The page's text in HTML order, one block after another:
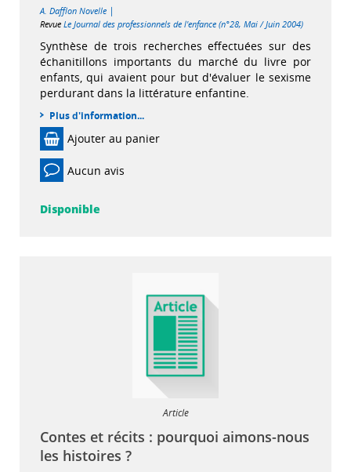
A. Dafflon Novelle |
Revue Le Journal des professionnels de l'enfance (n°28, Mai / Juin 2004)
Synthèse de trois recherches effectuées sur des
échanitillons importants du marché du livre por
enfants, qui avaient pour but d'évaluer le sexisme
perdurant dans la littérature enfantine.
Plus d'information...
Ajouter au panier
Aucun avis
Disponible
Article
Contes et récits : pourquoi aimons-nous
les histoires ?